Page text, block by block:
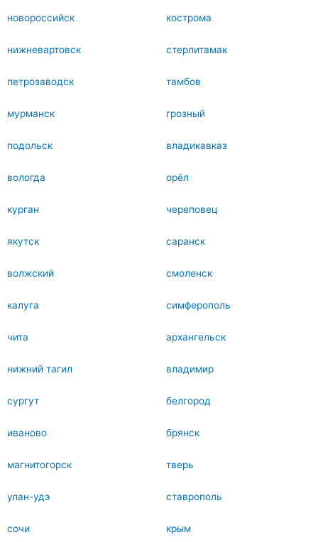
новороссийск кострома
нижневартовск стерлитамак
петрозаводск тамбов
мурманск грозный
подольск владикавказ
вологда орёл
курган череповец
якутск саранск
волжский смоленск
калуга симферополь
чита архангельск
нижний тагил владимир
сургут белгород
иваново брянск
магнитогорск тверь
улан-удэ ставрополь
сочи крым